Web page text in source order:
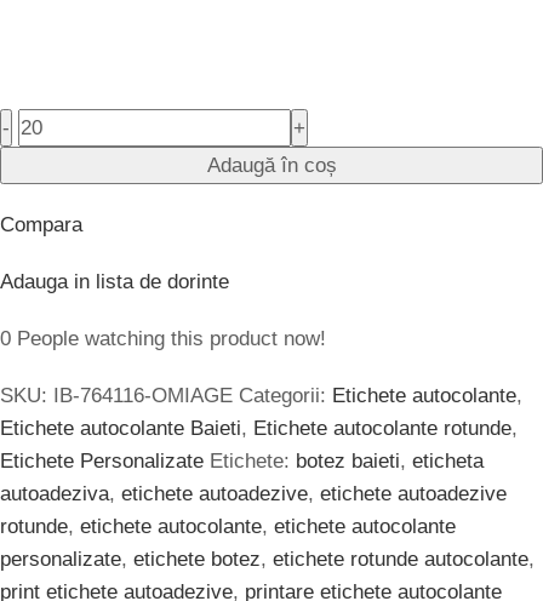
-
+
Adaugă în coș
Compara
Adauga in lista de dorinte
0 People watching this product now!
SKU: IB-764116-OMIAGE Categorii: Etichete autocolante,
Etichete autocolante Baieti, Etichete autocolante rotunde,
Etichete Personalizate Etichete: botez baieti, eticheta
autoadeziva, etichete autoadezive, etichete autoadezive
rotunde, etichete autocolante, etichete autocolante
personalizate, etichete botez, etichete rotunde autocolante,
print etichete autoadezive, printare etichete autocolante